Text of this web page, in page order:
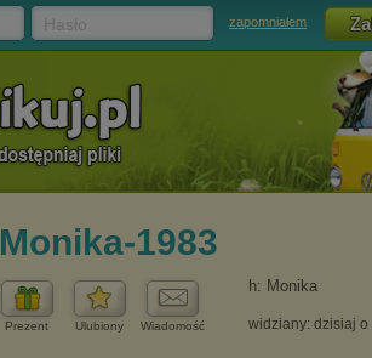
zapomniałem
Monika-1983
Prezent Ulubiony Wiadomość
h: Monika
widziany: dzisiaj o